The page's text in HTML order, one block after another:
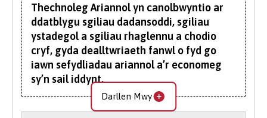
Thechnoleg Ariannol yn canolbwyntio ar
ddatblygu sgiliau dadansoddi, sgiliau
ystadegol a sgiliau rhaglennu a chodio
cryf, gyda dealltwriaeth fanwl o fyd go
iawn sefydliadau ariannol a’r economeg
sy’n sail iddynt.
Mae'n ymdrin â chysyniadau bancio a chyllid
Darllen Mwy